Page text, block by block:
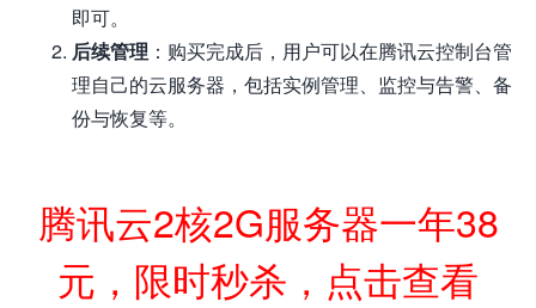
即可。
后续管理 ：购买完成后，用户可以在腾讯云控制台管
理自己的云服务器，包括实例管理、监控与告警、备
份与恢复等。
腾讯云2核2G服务器一年38
元，限时秒杀，点击查看